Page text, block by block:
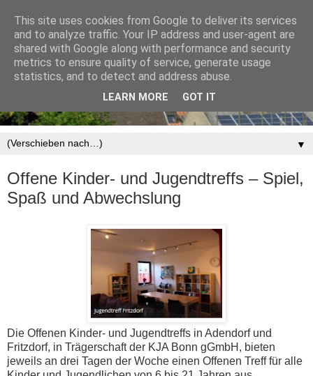
▼
Offene Kinder- und Jugendtreffs – Spiel,
Spaß und Abwechslung
Die Offenen Kinder- und Jugendtreffs in Adendorf und
Fritzdorf, in Trägerschaft der KJA Bonn gGmbH, bieten
jeweils an drei Tagen der Woche einen Offenen Treff für alle
This site uses cookies from Google to deliver its services
and to analyze traffic. Your IP address and user-agent are
shared with Google along with performance and security
metrics to ensure quality of service, generate usage
statistics, and to detect and address abuse.
LEARN MORE GOT IT